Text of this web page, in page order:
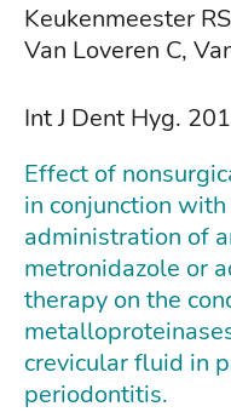
Keukenmeester
Van Loveren C,
Int J Dent Hyg.
Effect of
in conjunction
administration of
metronidazole or
therapy on the
crevicular fluid in
periodontitis.